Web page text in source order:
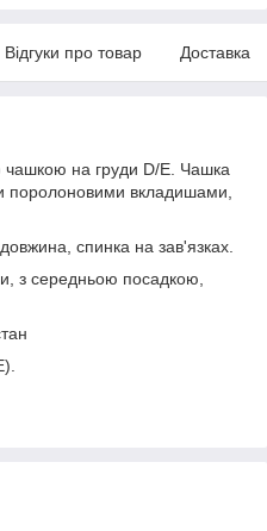
Відгуки про товар Доставка
на груди D/E. Чашка
поролоновими вкладишами,
спинка на зав'язках.
з середньою посадкою,